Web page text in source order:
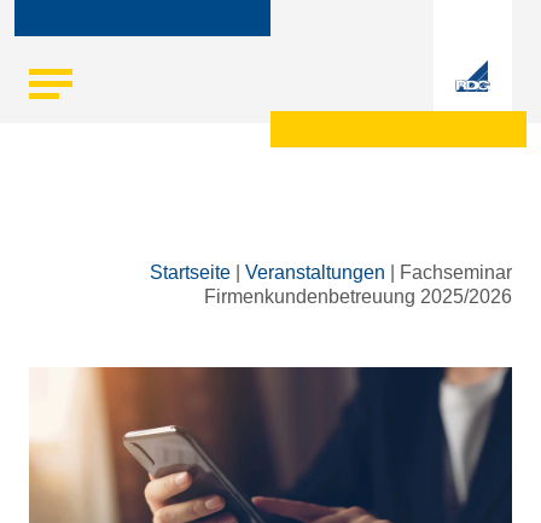
Startseite Veranstaltungen
Fachseminar
Firmenkundenbetreuung 2025/2026